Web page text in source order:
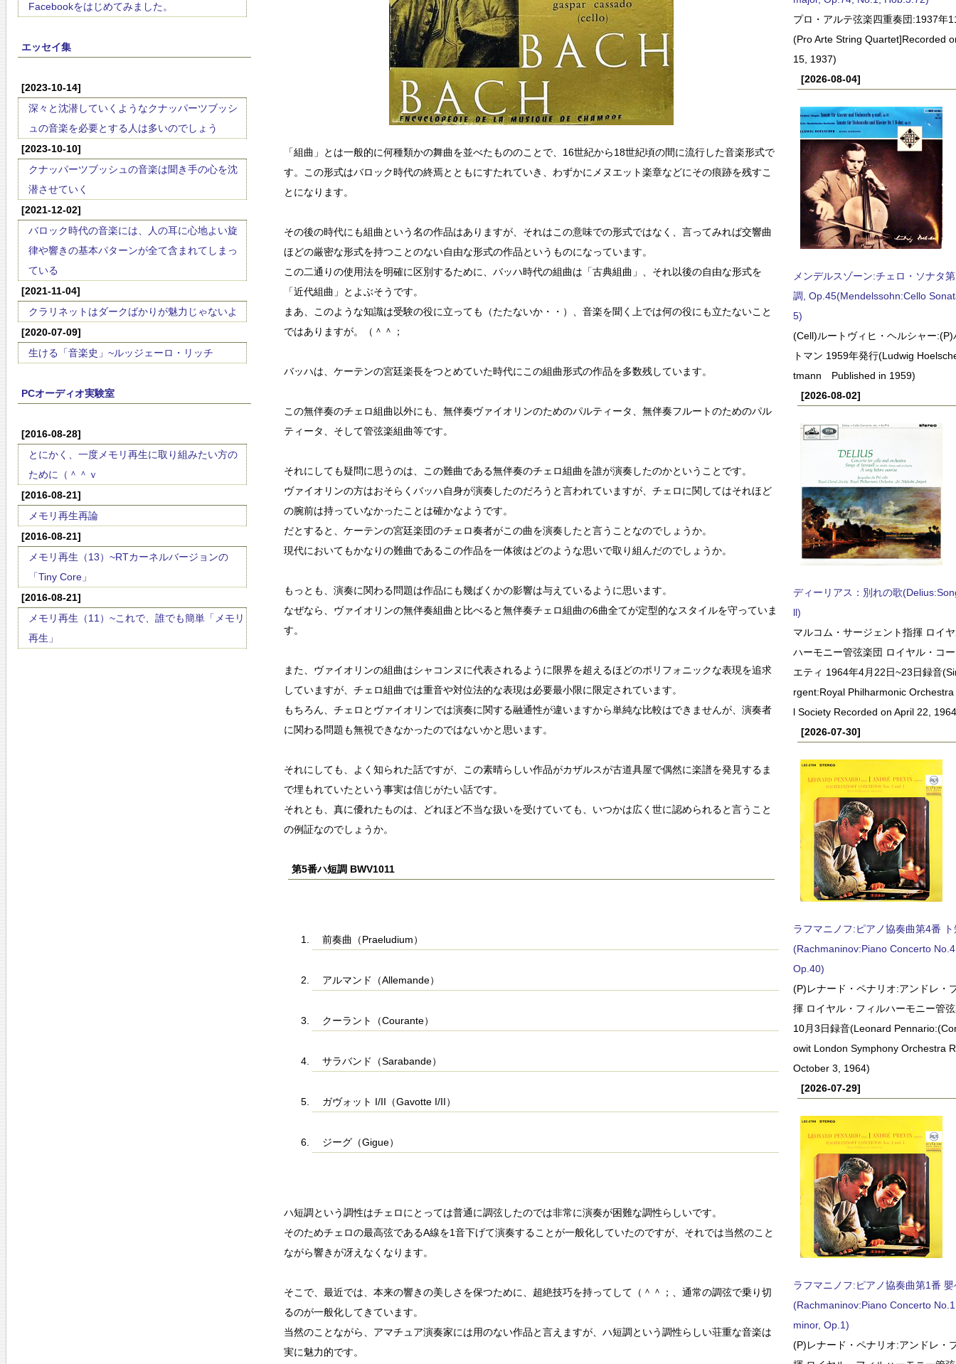
Facebookをはじめてみました。
エッセイ集
[2023-10-14]
深々と沈潜していくようなクナッパーツブッシ
ュの音楽を必要とする人は多いのでしょう
[2023-10-10]
クナッパーツブッシュの音楽は聞き手の心を沈
潜させていく
[2021-12-02]
バロック時代の音楽には、人の耳に心地よい旋
律や響きの基本パターンが全て含まれてしまっ
ている
[2021-11-04]
クラリネットはダークばかりが魅力じゃないよ
[2020-07-09]
生ける「音楽史」~ルッジェーロ・リッチ
PCオーディオ実験室
[2016-08-28]
とにかく、一度メモリ再生に取り組みたい方の
ために（＾＾ｖ
[2016-08-21]
メモリ再生再論
[2016-08-21]
メモリ再生（13）~RTカーネルバージョンの
「Tiny Core」
[2016-08-21]
メモリ再生（11）~これで、誰でも簡単「メモリ
再生」
「組曲」とは一般的に何種類かの舞曲を並べたもののことで、16世紀から18世紀頃の間に流行した音楽形式で
す。この形式はバロック時代の終焉とともにすたれていき、わずかにメヌエット楽章などにその痕跡を残すこ
とになります。
その後の時代にも組曲という名の作品はありますが、それはこの意味での形式ではなく、言ってみれば交響曲
ほどの厳密な形式を持つことのない自由な形式の作品というものになっています。
この二通りの使用法を明確に区別するために、バッハ時代の組曲は「古典組曲」、それ以後の自由な形式を
「近代組曲」とよぶそうです。
まあ、このような知識は受験の役に立っても（たたないか・・）、音楽を聞く上では何の役にも立たないこと
ではありますが。（＾＾；
バッハは、ケーテンの宮廷楽長をつとめていた時代にこの組曲形式の作品を多数残しています。
この無伴奏のチェロ組曲以外にも、無伴奏ヴァイオリンのためのパルティータ、無伴奏フルートのためのパル
ティータ、そして管弦楽組曲等です。
それにしても疑問に思うのは、この難曲である無伴奏のチェロ組曲を誰が演奏したのかということです。
ヴァイオリンの方はおそらくバッハ自身が演奏したのだろうと言われていますが、チェロに関してはそれほど
の腕前は持っていなかったことは確かなようです。
だとすると、ケーテンの宮廷楽団のチェロ奏者がこの曲を演奏したと言うことなのでしょうか。
現代においてもかなりの難曲であるこの作品を一体彼はどのような思いで取り組んだのでしょうか。
もっとも、演奏に関わる問題は作品にも幾ばくかの影響は与えているように思います。
なぜなら、ヴァイオリンの無伴奏組曲と比べると無伴奏チェロ組曲の6曲全てが定型的なスタイルを守っていま
す。
また、ヴァイオリンの組曲はシャコンヌに代表されるように限界を超えるほどのポリフォニックな表現を追求
していますが、チェロ組曲では重音や対位法的な表現は必要最小限に限定されています。
もちろん、チェロとヴァイオリンでは演奏に関する融通性が違いますから単純な比較はできませんが、演奏者
に関わる問題も無視できなかったのではないかと思います。
それにしても、よく知られた話ですが、この素晴らしい作品がカザルスが古道具屋で偶然に楽譜を発見するま
で埋もれていたという事実は信じがたい話です。
それとも、真に優れたものは、どれほど不当な扱いを受けていても、いつかは広く世に認められると言うこと
の例証なのでしょうか。
第5番ハ短調 BWV1011
前奏曲（Praeludium）
アルマンド（Allemande）
クーラント（Courante）
サラバンド（Sarabande）
ガヴォット I/II（Gavotte I/II）
ジーグ（Gigue）
ハ短調という調性はチェロにとっては普通に調弦したのでは非常に演奏が困難な調性らしいです。
そのためチェロの最高弦であるA線を1音下げて演奏することが一般化していたのですが、それでは当然のこと
ながら響きが冴えなくなります。
そこで、最近では、本来の響きの美しさを保つために、超絶技巧を持ってして（＾＾；、通常の調弦で乗り切
るのが一般化してきています。
当然のことながら、アマチュア演奏家には用のない作品と言えますが、ハ短調という調性らしい荘重な音楽は
実に魅力的です。
プロ・アルテ弦楽四重奏団:1937年
(Pro Arte String Quartet]Recorded
15, 1937)
[2026-08-04]
メンデルスゾーン:チェロ・ソナタ
調, Op.45(Mendelssohn:Cello
5)
(Cell)ルートヴィヒ・ヘルシャー
トマン 1959年発行(Ludwig
tmann Published in 1959)
[2026-08-02]
ディーリアス：別れの歌
ll)
マルコム・サージェント指揮 ロイ
ハーモニー管弦楽団 ロイヤル・コ
エティ 1964年4月22日~23日録音
rgent:Royal Philharmonic
l Society Recorded on April 22,
[2026-07-30]
ラフマニノフ:ピアノ協奏曲第4番
(Rachmaninov:Piano Concerto
Op.40)
(P)レナード・ペナリオ:アンドレ・
揮 ロイヤル・フィルハーモニー管
10月3日録音(Leonard
owit London Symphony Orchestra
October 3, 1964)
[2026-07-29]
ラフマニノフ:ピアノ協奏曲第1番
(Rachmaninov:Piano Concerto
minor, Op.1)
(P)レナード・ペナリオ:アンドレ・